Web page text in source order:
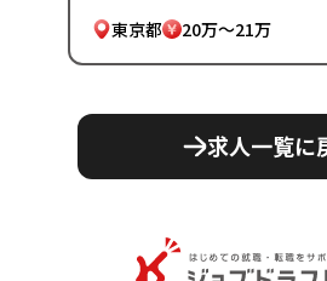
東京都 20万～21万
求人一覧に